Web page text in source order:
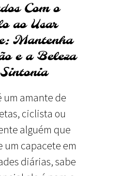
Com o
ao Usar
Mantenha
e a Beleza
um amante de
ciclista ou
alguém que
um capacete em
diárias, sabe